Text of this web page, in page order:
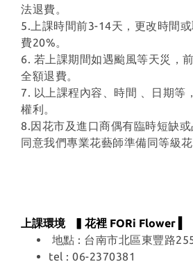
法退費。
5.上課時間前3-14天，更改時間
費20%。
6. 若上課期間如遇颱風等天災，
全額退費。
7. 以上課程內容、時間 、日期等
權利。
8.因花市及進口商偶有臨時短缺
同意我們專業花藝師準備同等級花
上課環境 ▍花裡 FORi Flower ▍
地點 : 台南市北區東豐路
tel : 06-2370381